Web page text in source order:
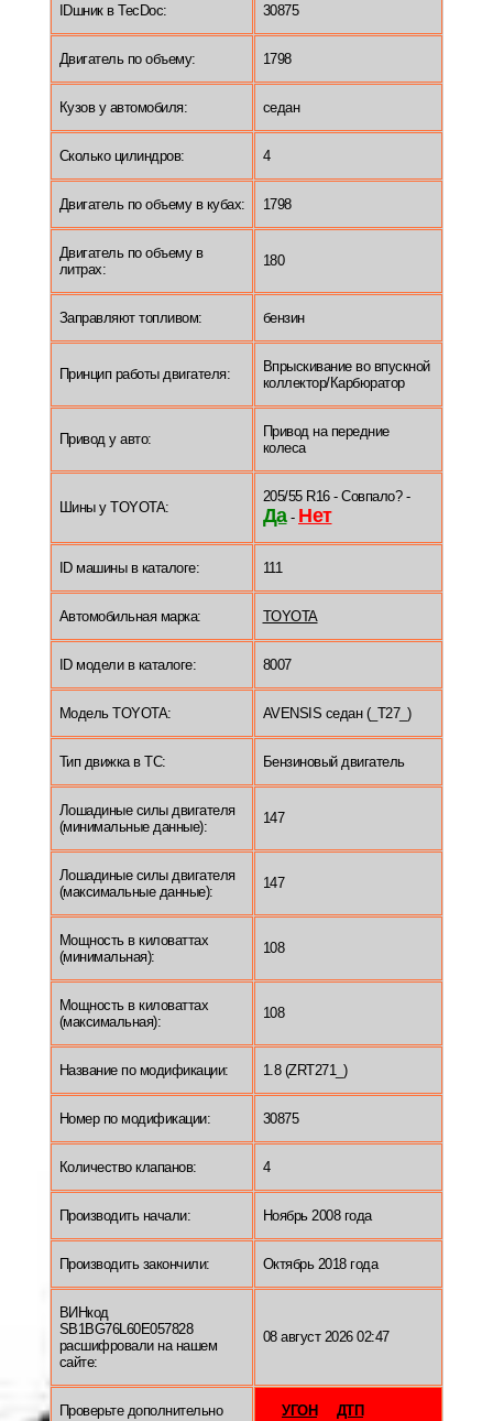
IDшник в TecDoc: 30875
Двигатель по объему: 1798
Кузов у автомобиля: седан
Сколько цилиндров: 4
Двигатель по объему в кубах: 1798
Двигатель по объему в
литрах:
180
Заправляют топливом: бензин
Принцип работы двигателя:
Впрыскивание во впускной
коллектор/Карбюратор
Привод у авто:
Привод на передние
колеса
Шины у TOYOTA:
205/55 R16 - Совпало? -
Да- Нет
ID машины в каталоге: 111
Автомобильная марка: TOYOTA
ID модели в каталоге: 8007
Модель TOYOTA: AVENSIS седан (_T27_)
Тип движка в ТС: Бензиновый двигатель
Лошадиные силы двигателя
(минимальные данные):
147
Лошадиные силы двигателя
(максимальные данные):
147
Мощность в киловаттах
(минимальная):
108
Мощность в киловаттах
(максимальная):
108
Название по модификации: 1.8 (ZRT271_)
Номер по модификации: 30875
Количество клапанов: 4
Производить начали: Ноябрь 2008 года
Производить закончили: Октябрь 2018 года
ВИНкод
SB1BG76L60E057828
расшифровали на нашем
сайте:
08 август 2026 02:47
Проверьте дополнительно
УГОН
ДТП